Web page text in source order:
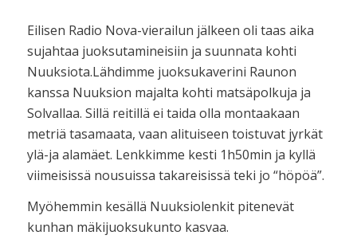
Eilisen Radio Nova-vierailun jälkeen oli taas aika
sujahtaa juoksutamineisiin ja suunnata kohti
Nuuksiota.Lähdimme juoksukaverini Raunon
kanssa Nuuksion majalta kohti matsäpolkuja ja
Solvallaa. Sillä reitillä ei taida olla montaakaan
metriä tasamaata, vaan alituiseen toistuvat jyrkät
ylä-ja alamäet. Lenkkimme kesti 1h50min ja kyllä
viimeisissä nousuissa takareisissä teki jo “höpöä”.
Myöhemmin kesällä Nuuksiolenkit pitenevät
kunhan mäkijuoksukunto kasvaa.